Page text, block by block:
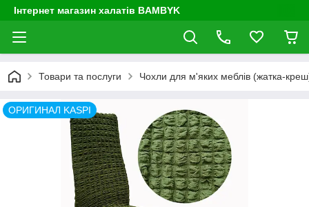
Інтернет магазин халатів BAMBYK
Товари та послуги Чохли для м'яких меблів (жатка-
ОРИГИНАЛ KASPI